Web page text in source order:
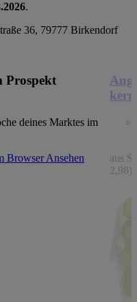
.
36, 79777 Birkendorf
Prospekt
deines Marktes im
BrowserAnsehen
aus
2,98)